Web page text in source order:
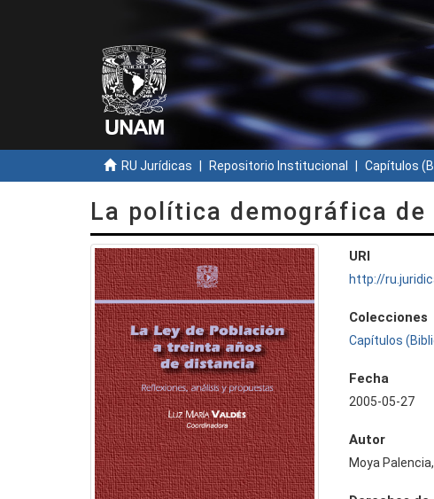
RU Jurídicas Repositorio Institucional Capítulos
La política demográfica de
URI
http://
Colecciones
Capítulos
Fecha
2005-05-27
Autor
Moya